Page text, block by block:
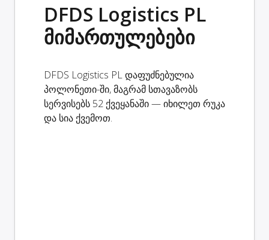
DFDS Logistics PL
მიმართულებები
DFDS Logistics PL დაფუძნებულია
პოლონეთი-ში, მაგრამ სთავაზობს
სერვისებს 52 ქვეყანაში — იხილეთ რუკა
და სია ქვემოთ.